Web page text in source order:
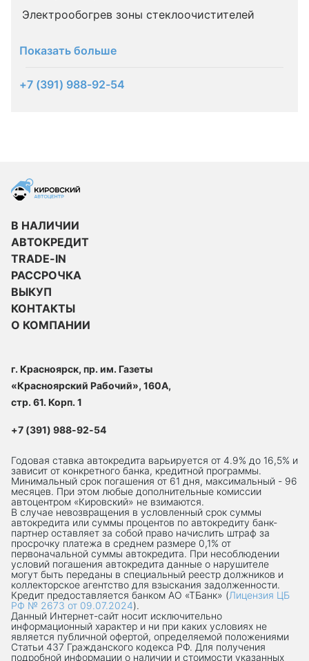
Электрообогрев зоны стеклоочистителей
Показать больше
+7 (391) 988-92-54
В НАЛИЧИИ
АВТОКРЕДИТ
TRADE-IN
РАССРОЧКА
ВЫКУП
КОНТАКТЫ
О КОМПАНИИ
г. Красноярск, пр. им. Газеты
«Красноярский Рабочий», 160А,
стр. 61. Корп. 1
+7 (391) 988-92-54
Годовая ставка автокредита варьируется от 4.9% до 16,5% и
зависит от конкретного банка, кредитной программы.
Минимальный срок погашения от 61 дня, максимальный - 96
месяцев. При этом любые дополнительные комиссии
автоцентром «Кировский» не взимаются.
В случае невозвращения в условленный срок суммы
автокредита или суммы процентов по автокредиту банк-
партнер оставляет за собой право начислить штраф за
просрочку платежа в среднем размере 0,1% от
первоначальной суммы автокредита. При несоблюдении
условий погашения автокредита данные о нарушителе
могут быть переданы в специальный реестр должников и
коллекторское агентство для взыскания задолженности.
Кредит предоставляется банком АО «ТБанк» (Лицензия ЦБ
РФ № 2673 от 09.07.2024).
Данный Интернет-сaйт носит исключительно
информационный характер и ни при каких условиях не
является публичной офертой, определяемой положениями
Статьи 437 Гражданского кодекса РФ. Для получения
подробной информации о наличии и стоимости указанных